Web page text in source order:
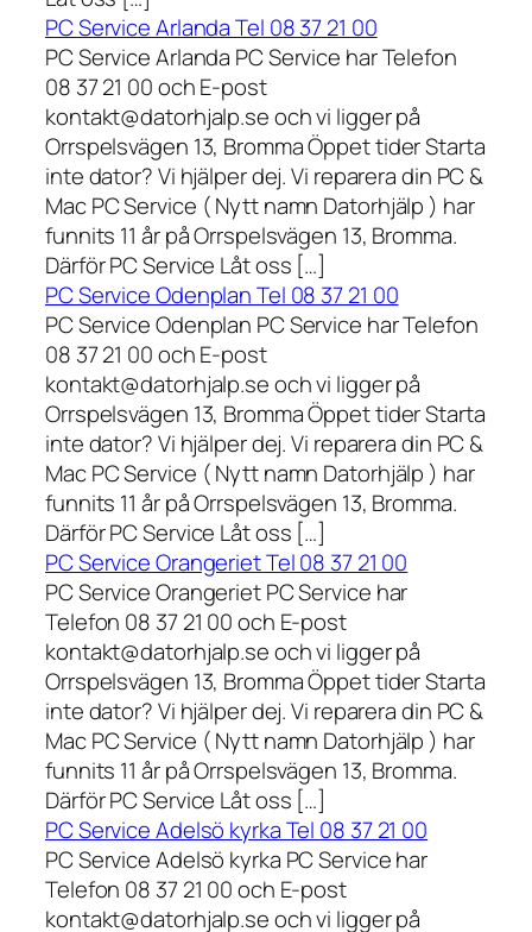
PC Service Arlanda Tel 08 37 21 00
PC Service Arlanda PC Service har Telefon
08 37 21 00 och E-post
kontakt@datorhjalp.se och vi ligger på
Orrspelsvägen 13, Bromma Öppet tider Starta
inte dator? Vi hjälper dej. Vi reparera din PC &
Mac PC Service ( Nytt namn Datorhjälp ) har
funnits 11 år på Orrspelsvägen 13, Bromma.
Därför PC Service Låt oss […]
PC Service Odenplan Tel 08 37 21 00
PC Service Odenplan PC Service har Telefon
08 37 21 00 och E-post
kontakt@datorhjalp.se och vi ligger på
Orrspelsvägen 13, Bromma Öppet tider Starta
inte dator? Vi hjälper dej. Vi reparera din PC &
Mac PC Service ( Nytt namn Datorhjälp ) har
funnits 11 år på Orrspelsvägen 13, Bromma.
Därför PC Service Låt oss […]
PC Service Orangeriet Tel 08 37 21 00
PC Service Orangeriet PC Service har
Telefon 08 37 21 00 och E-post
kontakt@datorhjalp.se och vi ligger på
Orrspelsvägen 13, Bromma Öppet tider Starta
inte dator? Vi hjälper dej. Vi reparera din PC &
Mac PC Service ( Nytt namn Datorhjälp ) har
funnits 11 år på Orrspelsvägen 13, Bromma.
Därför PC Service Låt oss […]
PC Service Adelsö kyrka Tel 08 37 21 00
PC Service Adelsö kyrka PC Service har
Telefon 08 37 21 00 och E-post
kontakt@datorhjalp.se och vi ligger på